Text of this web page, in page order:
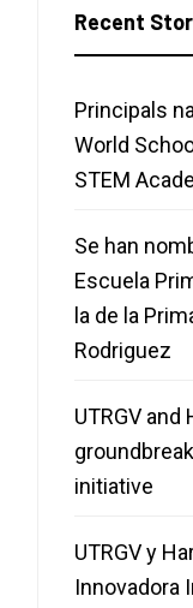
Recent
Principals
World
STEM
Se han
Escuela
la de la
Rodriguez
UTRGV and
initiative
UTRGV y
Innovadora